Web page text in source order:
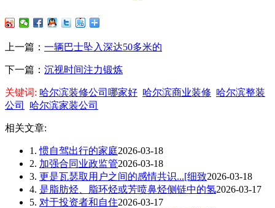
上一篇： 一辆巴士坠入深达50多米的
下一篇： 沉视时间注力锻炼
关键词: 哈尔滨装修公司哪家好 哈尔滨商业装修 哈尔滨整装
公司
哈尔滨家装公司
相关文章:
1.惯自驾出行的家庭2026-03-18
2. 加强合同业政监管2026-03-18
3. 更是瓦瑟取用户之间的感情共识...[细致2026-03-18
4. 是脂肪烃、脂环烃或芳喷鼻烃侧链中的氢2026-03-17
5. 对于投资者和自住2026-03-17